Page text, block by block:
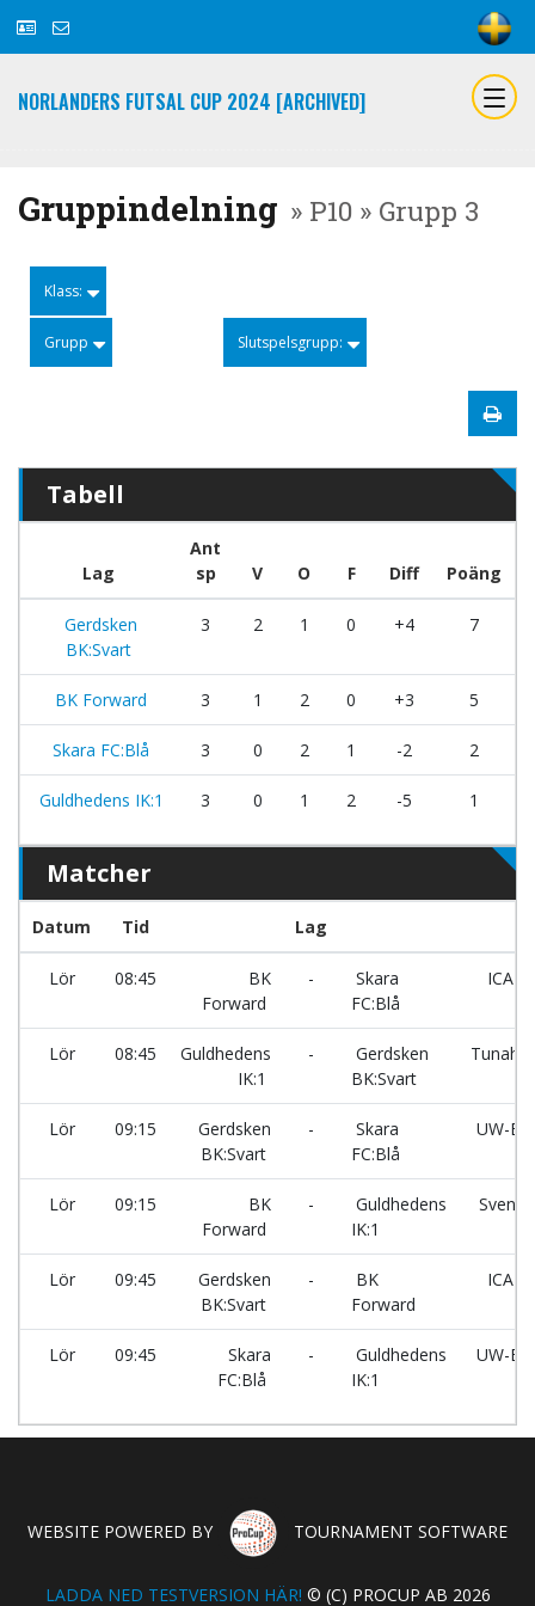
NORLANDERS FUTSAL CUP 2024 [ARCHIVED]
Gruppindelning » P10 » Grupp 3
Klass:
Grupp Slutspelsgrupp:
Tabell
Lag
Ant
sp
V O F Diff Poäng
Gerdsken
BK:Svart
3 2 1 0 +4 7
BK Forward 3 1 2 0 +3 5
Skara FC:Blå 3 0 2 1 -2 2
Guldhedens IK:1 3 0 1 2 -5 1
Matcher
Datum Tid Lag
Lör 08:45
BK
Forward
-
Skara
FC:Blå
ICA
Lör 08:45
Guldhedens
IK:1
-
Gerdsken
BK:Svart
Lör 09:15
Gerdsken
BK:Svart
-
Skara
FC:Blå
UW-
Lör 09:15
BK
Forward
-
Guldhedens
IK:1
Lör 09:45
Gerdsken
BK:Svart
-
BK
Forward
ICA
Lör 09:45
Skara
FC:Blå
-
Guldhedens
IK:1
UW-
WEBSITE POWERED BY TOURNAMENT SOFTWARE
LADDA NED TESTVERSION HÄR! © (C) PROCUP AB 2026